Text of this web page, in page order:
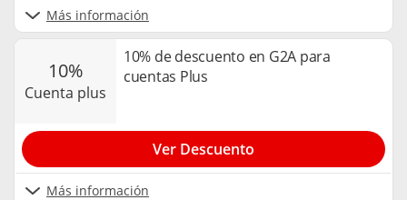
Más información
10%
cuenta plus
10% de descuento en G2A para
cuentas Plus
Más información
Ver Descuento